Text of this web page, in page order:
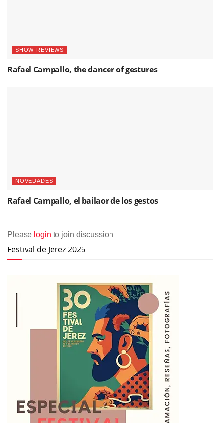
SHOW-REVIEWS
Rafael Campallo, the dancer of gestures
NOVEDADES
Rafael Campallo, el bailaor de los gestos
Please login to join discussion
Festival de Jerez 2026